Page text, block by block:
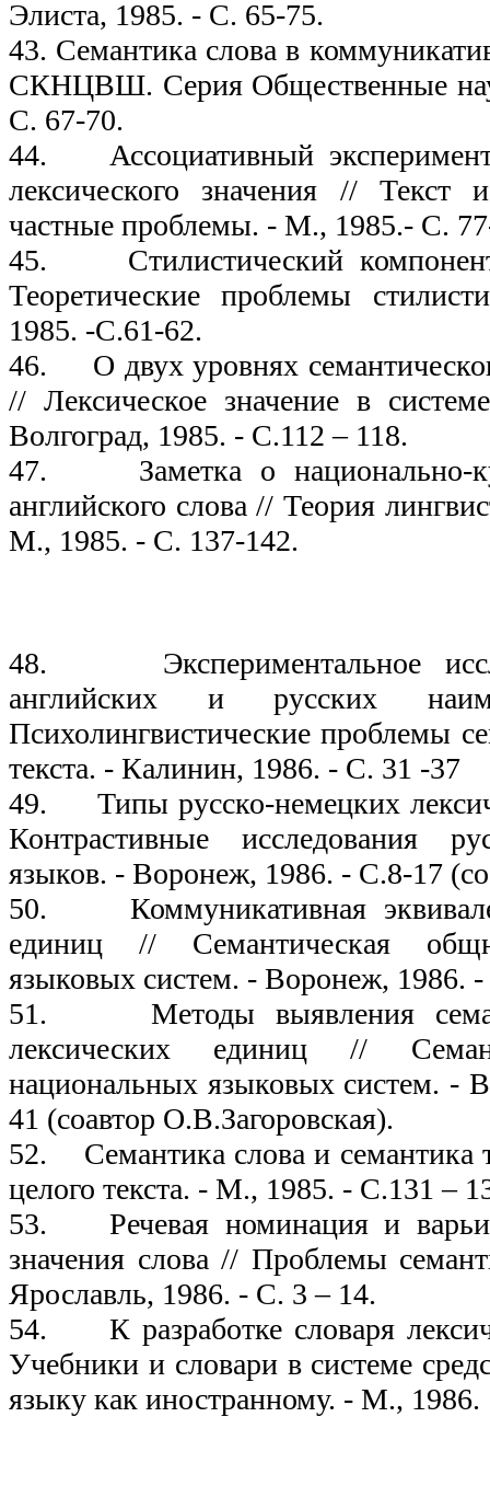
Элиста, 1985. - С. 65-75.
43. Семантика слова в
СКНЦВШ. Серия Общественные
С. 67-70.
44. Ассоциативный
лексического значения //
частные проблемы. - М., 1985.- С.
45. Стилистический
Теоретические проблемы
1985. -С.61-62.
46. О двух уровнях
// Лексическое значение в
Волгоград, 1985. - С.112 – 118.
47. Заметка о национально-
английского слова // Теория
М., 1985. - С. 137-142.
48. Экспериментальное
английских и русских
Психолингвистические проблемы
текста. - Калинин, 1986. - С. 31 -37
49. Типы русско-немецких
Контрастивные исследования
языков. - Воронеж, 1986. - С.8-17
50. Коммуникативная
единиц // Семантическая
языковых систем. - Воронеж, 1986.
51. Методы выявления
лексических единиц //
национальных языковых систем. -
41 (соавтор О.В.Загоровская).
52. Семантика слова и семантика
целого текста. - М., 1985. - С.131 –
53. Речевая номинация и
значения слова // Проблемы
Ярославль, 1986. - С. 3 – 14.
54. К разработке словаря
Учебники и словари в системе
языку как иностранному. - М.,